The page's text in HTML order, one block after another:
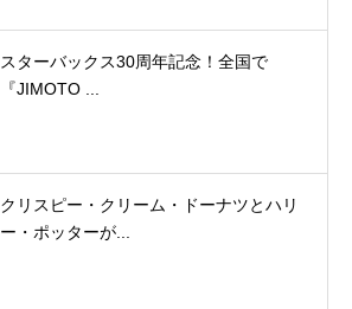
スターバックス30周年記念！全国で
『JIMOTO ...
クリスピー・クリーム・ドーナツとハリ
ー・ポッターが...